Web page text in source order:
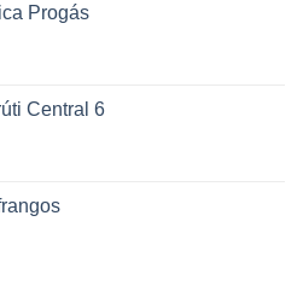
Progás
Central 6